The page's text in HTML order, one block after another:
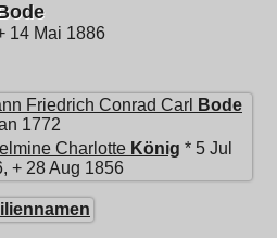
14 Mai 1886
Friedrich Conrad Carl
Bode
1772
Charlotte König * 5 Jul
+ 28 Aug 1856